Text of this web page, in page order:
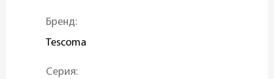
Бренд:
Tescoma
Серия: